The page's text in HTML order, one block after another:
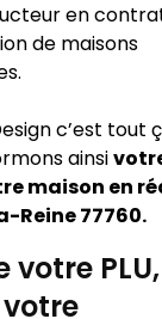
en
de maisons
c’est tout
ainsi
maison en
Reine 77760.
votre PLU,
votre